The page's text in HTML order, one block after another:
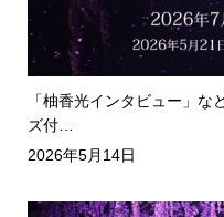
「柚香光インタビュー」
ズ付…
2026年5月14日